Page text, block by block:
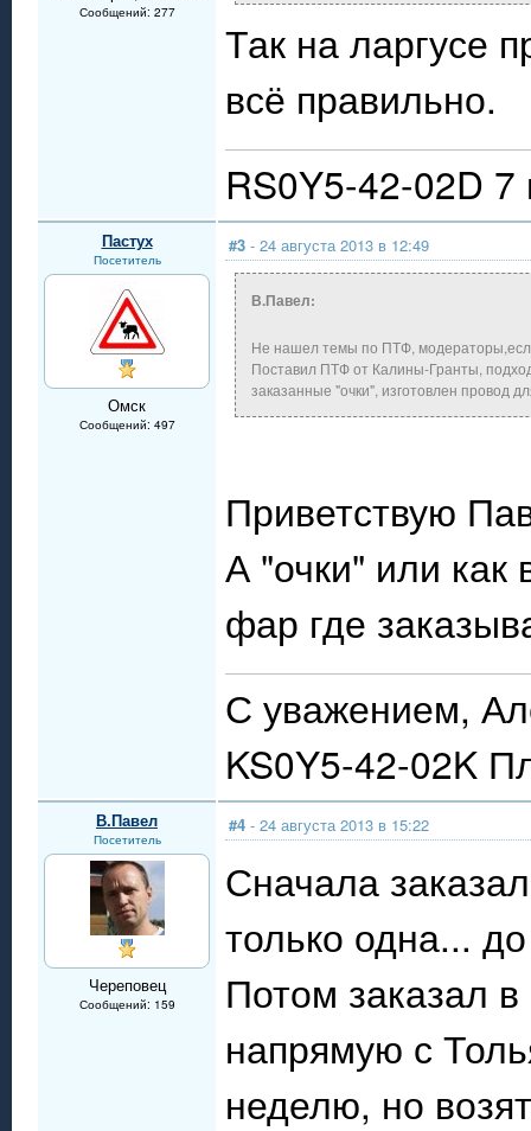
Сообщений: 277
Так на ларгусе
всё правильно.
RS0Y5-42-02D
Пастух
Посетитель
Омск
Сообщений: 497
#3 - 24 августа 2013 в 12:49
В.Павел:
Не нашел темы по ПТФ,
Поставил ПТФ от Калины-Гранты,
заказанные "очки", изготовлен провод
Приветствую
А "очки" или как
фар где
С уважением,
KS0Y5-42-02K
В.Павел
Посетитель
Череповец
Сообщений: 159
#4 - 24 августа 2013 в 15:22
Сначала
только одна...
Потом заказал
напрямую с
неделю, но